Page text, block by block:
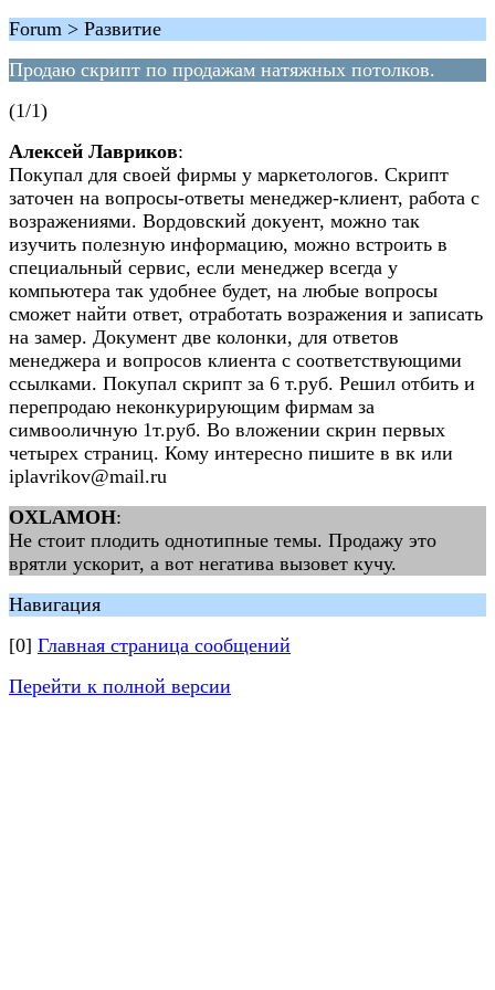
Forum > Развитие
Продаю скрипт по продажам натяжных потолков.
(1/1)
Алексей Лавриков:
Покупал для своей фирмы у маркетологов. Скрипт
заточен на вопросы-ответы менеджер-клиент, работа с
возражениями. Вордовский докуент, можно так
изучить полезную информацию, можно встроить в
специальный сервис, если менеджер всегда у
компьютера так удобнее будет, на любые вопросы
сможет найти ответ, отработать возражения и записать
на замер. Документ две колонки, для ответов
менеджера и вопросов клиента с соответствующими
ссылками. Покупал скрипт за 6 т.руб. Решил отбить и
перепродаю неконкурирующим фирмам за
симвооличную 1т.руб. Во вложении скрин первых
четырех страниц. Кому интересно пишите в вк или
iplavrikov@mail.ru
OXLAMOH:
Не стоит плодить однотипные темы. Продажу это
врятли ускорит, а вот негатива вызовет кучу.
Навигация
[0] Главная страница сообщений
Перейти к полной версии